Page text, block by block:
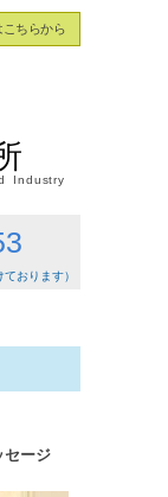
こちらから
Industry
おります）
セージ